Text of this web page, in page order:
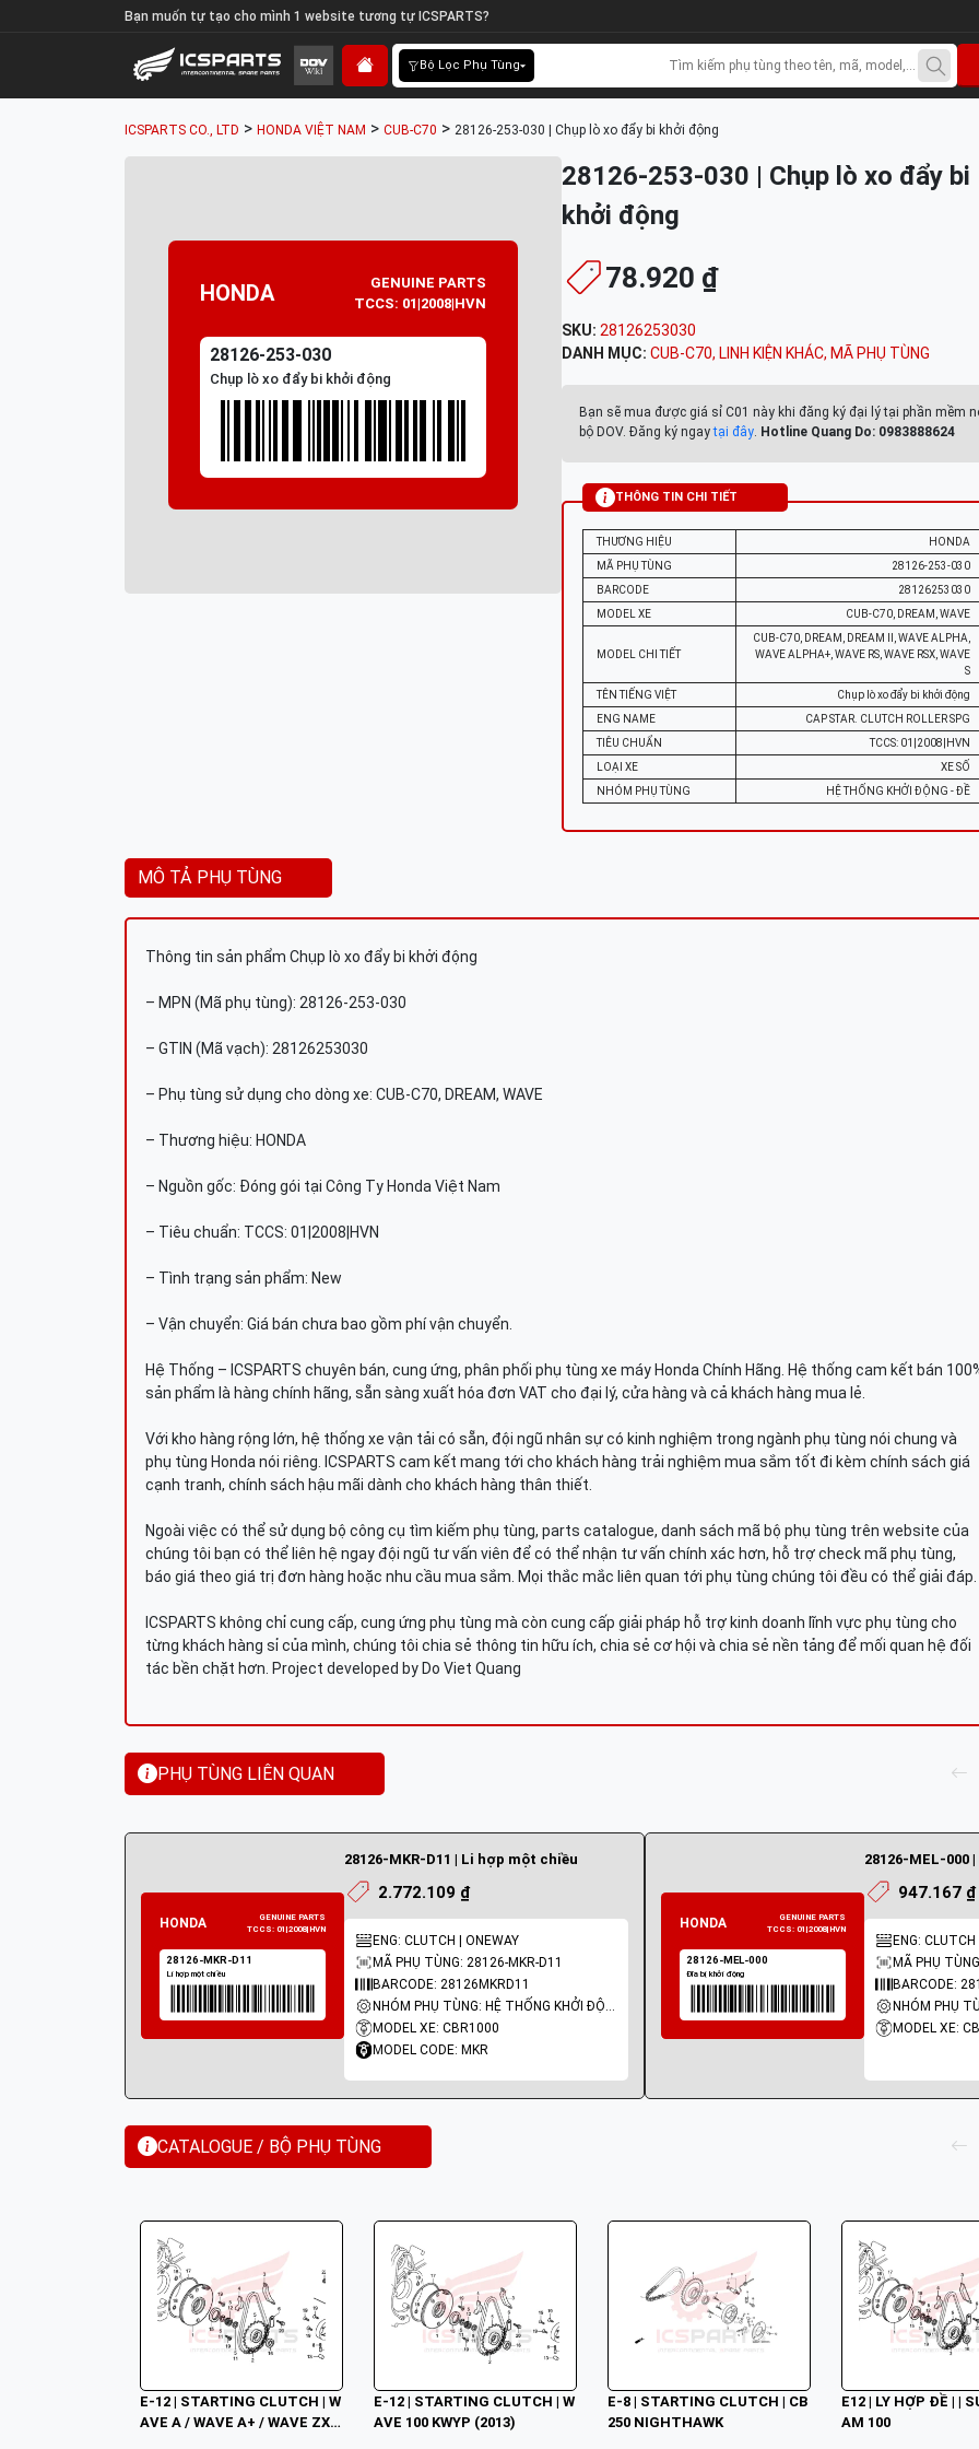
Bạn muốn tự tạo cho mình 1 website tương tự ICSPARTS?
Bộ Lọc Phụ Tùng
ICSPARTS CO., LTD > HONDA VIỆT NAM > CUB-C70 > 28126-253-030 | Chụp lò xo đẩy bi khởi động
HONDA
GENUINE PARTS
TCCS: 01|2008|HVN
28126-253-030
Chụp lò xo đẩy bi khởi động
28126-253-030 | Chụp lò xo đẩy bi
khởi động
78.920 ₫
SKU: 28126253030
DANH MỤC: CUB-C70, LINH KIỆN KHÁC, MÃ PHỤ TÙNG
Bạn sẽ mua được giá sỉ C01 này khi đăng ký đại lý tại phần mềm
bộ DOV. Đăng ký ngaytại đây. Hotline Quang Do: 0983888624
THÔNG TIN CHI TIẾT
THƯƠNG HIỆU
HONDA
MÃ PHỤ TÙNG
28126-253-030
BARCODE
28126253030
MODEL XE
CUB-C70, DREAM, WAVE
MODEL CHI TIẾT
CUB-C70, DREAM, DREAM II, WAVE ALPHA,
WAVE ALPHA+, WAVE RS, WAVE RSX, WAVE
S
TÊN TIẾNG VIỆT
Chụp lò xo đẩy bi khởi động
ENG NAME
CAP STAR. CLUTCH ROLLER SPG
TIÊU CHUẨN
TCCS: 01|2008|HVN
LOẠI XE
XE SỐ
NHÓM PHỤ TÙNG
HỆ THỐNG KHỞI ĐỘNG - ĐỀ
MÔ TẢ PHỤ TÙNG
Thông tin sản phẩm Chụp lò xo đẩy bi khởi động
– MPN (Mã phụ tùng): 28126-253-030
– GTIN (Mã vạch): 28126253030
– Phụ tùng sử dụng cho dòng xe: CUB-C70, DREAM, WAVE
– Thương hiệu: HONDA
– Nguồn gốc: Đóng gói tại Công Ty Honda Việt Nam
– Tiêu chuẩn: TCCS: 01|2008|HVN
– Tình trạng sản phẩm: New
– Vận chuyển: Giá bán chưa bao gồm phí vận chuyển.
Hệ Thống – ICSPARTS chuyên bán, cung ứng, phân phối phụ tùng xe máy Honda Chính Hãng. Hệ thống cam kết bán
sản phẩm là hàng chính hãng, sẵn sàng xuất hóa đơn VAT cho đại lý, cửa hàng và cả khách hàng mua lẻ.
Với kho hàng rộng lớn, hệ thống xe vận tải có sẵn, đội ngũ nhân sự có kinh nghiệm trong ngành phụ tùng nói chung và
phụ tùng Honda nói riêng. ICSPARTS cam kết mang tới cho khách hàng trải nghiệm mua sắm tốt đi kèm chính sách giá
cạnh tranh, chính sách hậu mãi dành cho khách hàng thân thiết.
Ngoài việc có thể sử dụng bộ công cụ tìm kiếm phụ tùng, parts catalogue, danh sách mã bộ phụ tùng trên website của
chúng tôi bạn có thể liên hệ ngay đội ngũ tư vấn viên để có thể nhận tư vấn chính xác hơn, hỗ trợ check mã phụ tùng,
báo giá theo giá trị đơn hàng hoặc nhu cầu mua sắm. Mọi thắc mắc liên quan tới phụ tùng chúng tôi đều có thể giải đáp.
ICSPARTS không chỉ cung cấp, cung ứng phụ tùng mà còn cung cấp giải pháp hỗ trợ kinh doanh lĩnh vực phụ tùng cho
từng khách hàng sỉ của mình, chúng tôi chia sẻ thông tin hữu ích, chia sẻ cơ hội và chia sẻ nền tảng để mối quan hệ đối
tác bền chặt hơn. Project developed by Do Viet Quang
PHỤ TÙNG LIÊN QUAN
28126-MKR-D11 | Li hợp một chiều
2.772.109 ₫
ENG: CLUTCH | ONEWAY
MÃ PHỤ TÙNG: 28126-MKR-D11
BARCODE: 28126MKRD11
NHÓM PHỤ TÙNG: HỆ THỐNG KHỞI ĐỘNG - ĐỀ
MODEL XE: CBR1000
MODEL CODE: MKR
28126-MEL-000
947.167 ₫
ENG: CLUTCH
MÃ PHỤ
BARCODE:
MODEL XE:
CATALOGUE / BỘ PHỤ TÙNG
E-12 | STARTING CLUTCH | W
AVE A / WAVE A+ / WAVE ZX /
E-12 | STARTING CLUTCH | W
AVE 100 KWYP (2013)
E-8 | STARTING CLUTCH | CB
250 NIGHTHAWK
E12 | LY HỢP ĐỀ | |
AM 100